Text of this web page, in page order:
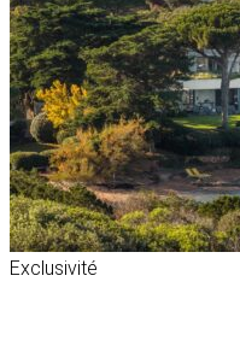
Exclusivité